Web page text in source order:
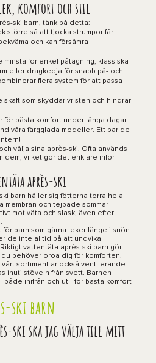
komfort och stil
ski barn, tänk på detta:
större så att tjocka strumpor får
och kan försämra
för enkel påtagning, klassiska
eller dragkedja för snabb på- och
flera system för att passa
som skyddar vristen och hindrar
för bästa komfort under långa dagar
våra färgglada modeller. Ett par de
välja sina après-ski. Ofta används
dem, vilket gör det enklare inför
après-ski
barn håller sig fötterna torra hela
membran och tejpade sömmar
mot väta och slask, även efter
barn som gärna leker länge i snön.
de inte alltid på att undvika
vattentäta après-ski barn gör
behöver oroa dig för komforten.
sortiment är också ventilerande.
inuti stöveln från svett. Barnen
både inifrån och ut - för bästa komfort
ski barn
ski ska jag välja till mitt